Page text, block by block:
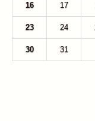
16 17
23 24
30 31